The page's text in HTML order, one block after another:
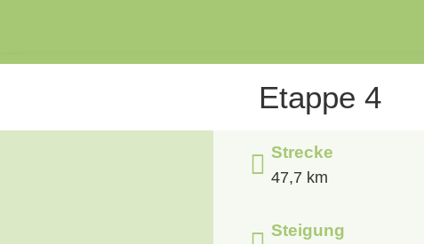
Etappe 4
Strecke
47,7 km
Steigung